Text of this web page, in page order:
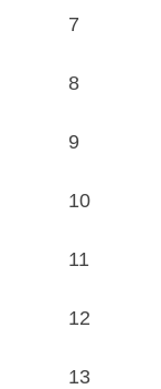
7
8
9
10
11
12
13